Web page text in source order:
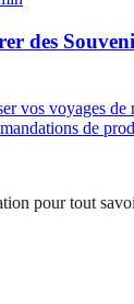
des
vos voyages de
de
pour tout